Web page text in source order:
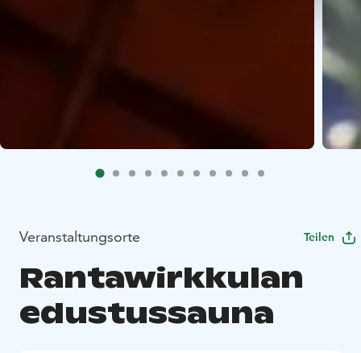
Veranstaltungsorte Teilen
Rantawirkkulan
edustussauna